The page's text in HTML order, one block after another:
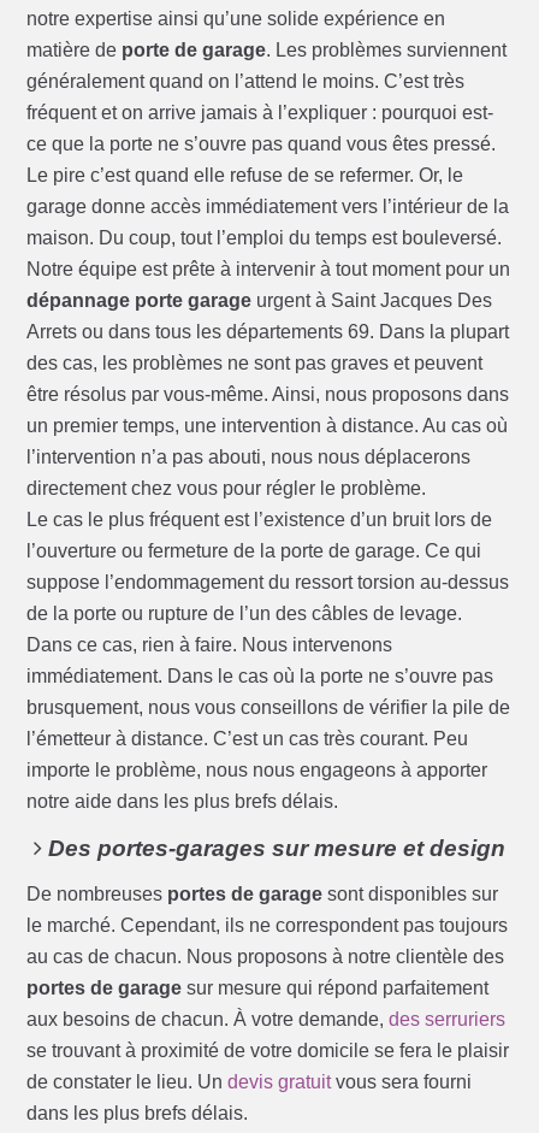
notre expertise ainsi qu’une solide expérience en
matière de porte de garage. Les problèmes surviennent
généralement quand on l’attend le moins. C’est très
fréquent et on arrive jamais à l’expliquer : pourquoi est-
ce que la porte ne s’ouvre pas quand vous êtes pressé.
Le pire c’est quand elle refuse de se refermer. Or, le
garage donne accès immédiatement vers l’intérieur de la
maison. Du coup, tout l’emploi du temps est bouleversé.
Notre équipe est prête à intervenir à tout moment pour un
dépannage porte garage urgent à Saint Jacques Des
Arrets ou dans tous les départements 69. Dans la plupart
des cas, les problèmes ne sont pas graves et peuvent
être résolus par vous-même. Ainsi, nous proposons dans
un premier temps, une intervention à distance. Au cas où
l’intervention n’a pas abouti, nous nous déplacerons
directement chez vous pour régler le problème.
Le cas le plus fréquent est l’existence d’un bruit lors de
l’ouverture ou fermeture de la porte de garage. Ce qui
suppose l’endommagement du ressort torsion au-dessus
de la porte ou rupture de l’un des câbles de levage.
Dans ce cas, rien à faire. Nous intervenons
immédiatement. Dans le cas où la porte ne s’ouvre pas
brusquement, nous vous conseillons de vérifier la pile de
l’émetteur à distance. C’est un cas très courant. Peu
importe le problème, nous nous engageons à apporter
notre aide dans les plus brefs délais.
Des portes-garages sur mesure et design
De nombreuses portes de garage sont disponibles sur
le marché. Cependant, ils ne correspondent pas toujours
au cas de chacun. Nous proposons à notre clientèle des
portes de garage sur mesure qui répond parfaitement
aux besoins de chacun. À votre demande,des serruriers
se trouvant à proximité de votre domicile se fera le plaisir
de constater le lieu. Undevis gratuitvous sera fourni
dans les plus brefs délais.